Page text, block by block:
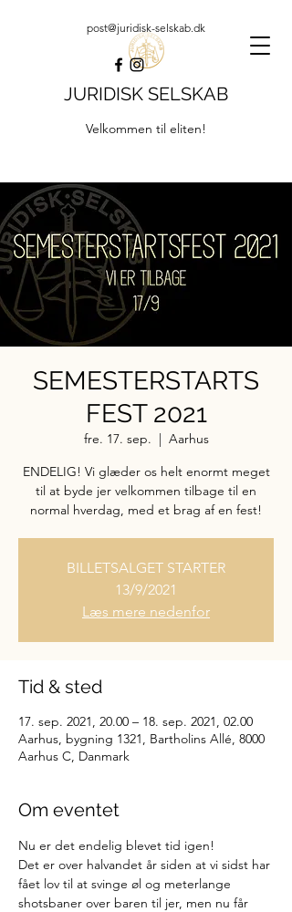
JURIDISK SELSKAB
Velkommen til eliten!
post@juridisk-selskab.dk
SEMESTERSTARTS
FEST 2021
fre. 17. sep.
  |
Aarhus
ENDELIG! Vi glæder os helt enormt meget
til at byde jer velkommen tilbage til en
normal hverdag, med et brag af en fest!
BILLETSALGET STARTER
13/9/2021
Læs mere nedenfor
Tid & sted
17. sep. 2021, 20.00 – 18. sep. 2021, 02.00
Aarhus, bygning 1321, Bartholins Allé, 8000
Aarhus C, Danmark
Om eventet
Nu er det endelig blevet tid igen!
Det er over halvandet år siden at vi sidst har
fået lov til at svinge øl og meterlange
shotsbaner over baren til jer, men nu får